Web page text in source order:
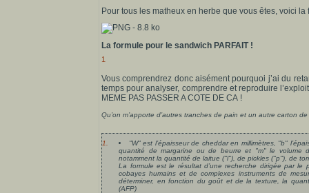
Pour tous les matheux en herbe que vous êtes, voici
La formule pour le sandwich PARFAIT !
1
Vous comprendrez donc aisément pourquoi j’ai du
temps pour analyser, comprendre et reproduire
MEME PAS PASSER A COTE DE CA !
Qu’on m’apporte d’autres tranches de pain et un autre carton
1.
"W" est l’épaisseur de cheddar en millimètres, "b"
quantité de margarine ou de beurre et "m" le volume
notamment la quantité de laitue ("l"), de pickles ("p"), de
La formule est le résultat d’une recherche dirigée par le
cobayes humains et de complexes instruments de
déterminer, en fonction du goût et de la texture, la
(AFP)